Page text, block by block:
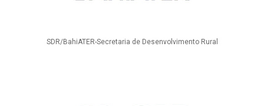
SDR/BahiATER-Secretaria de Desenvolvimento Rural